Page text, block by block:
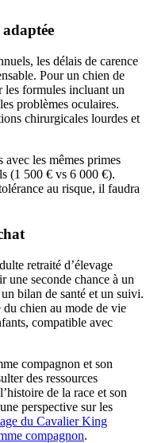
les délais de carence
Pour un chien de
les formules incluant un
problèmes oculaires.
chirurgicales lourdes et
les mêmes primes
(1 500 € vs 6 000 €).
au risque, il faudra
retraité d’élevage
une seconde chance à un
bilan de santé et un suivi.
chien au mode de vie
compatible avec
compagnon et son
des ressources
de la race et son
perspective sur les
du Cavalier King
compagnon.